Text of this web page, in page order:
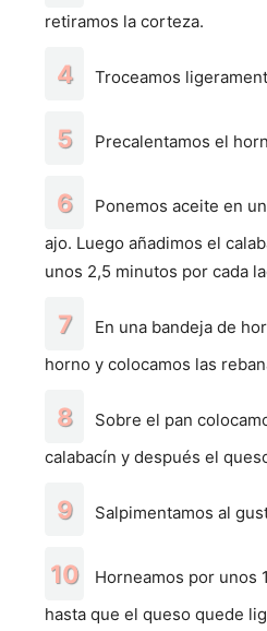
retiramos la corteza.
Troceamos
Precalentamos el
Ponemos aceite en
ajo. Luego añadimos el
unos 2,5 minutos por cada
En una bandeja de
horno y colocamos las
Sobre el pan
calabacín y después el
Salpimentamos al
Horneamos por unos
hasta que el queso quede